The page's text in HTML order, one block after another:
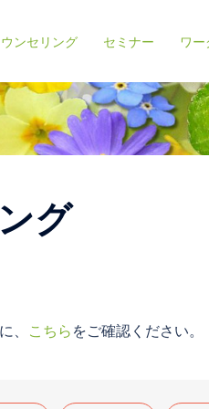
ンセリング セミナー ワ
グ
、 こちら をご確認ください。